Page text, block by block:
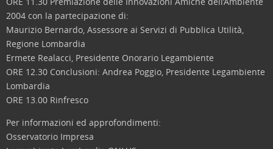
2004 con la partecipazione di:
Maurizio Bernardo, Assessore ai Servizi di Pubblica Utilità,
Regione Lombardia
Ermete Realacci, Presidente Onorario Legambiente
ORE 12.30 Conclusioni: Andrea Poggio, Presidente Legambiente
Lombardia
ORE 13.00 Rinfresco
Per informazioni ed approfondimenti:
Osservatorio Impresa